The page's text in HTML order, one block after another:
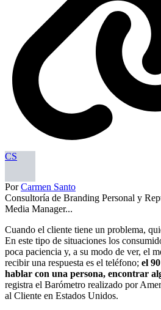
CS
PorCarmen Santo
Consultoría de Branding Personal y
Media Manager...
Cuando el cliente tiene un problema,
En este tipo de situaciones los
poca paciencia y, a su modo de ver, el
recibir una respuesta es el teléfono; el
hablar con una persona, encontrar
registra el Barómetro realizado por
al Cliente en Estados Unidos.